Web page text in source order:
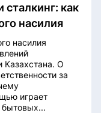
сталкинг: как
насилия
насилия
Казахстана. О
за
играет